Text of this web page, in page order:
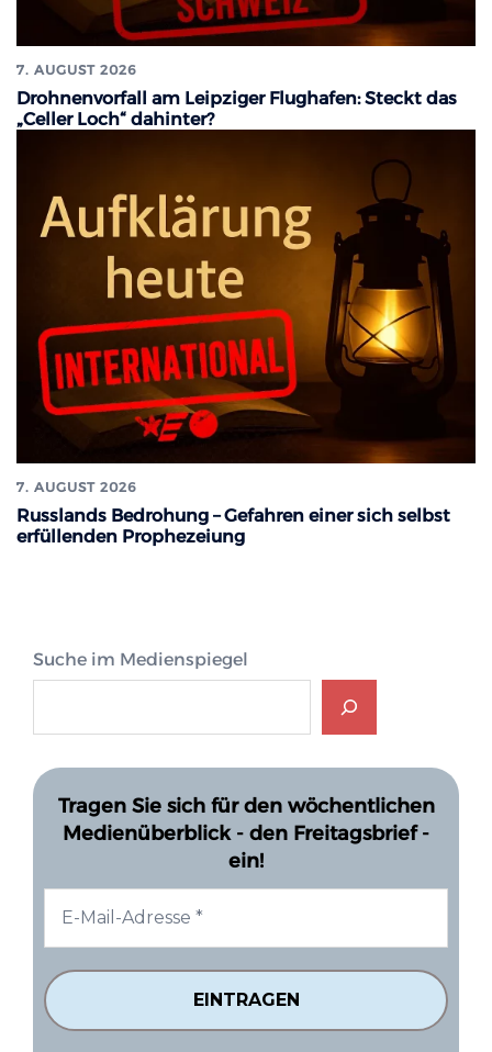
7. AUGUST 2026
Drohnenvorfall am Leipziger Flughafen: Steckt das
„Celler Loch“ dahinter?
7. AUGUST 2026
Russlands Bedrohung – Gefahren einer sich selbst
erfüllenden Prophezeiung
Suche im Medienspiegel
Tragen Sie sich für den wöchentlichen
Medienüberblick - den Freitagsbrief -
ein!